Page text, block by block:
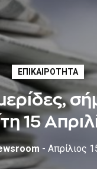
ΕΠΙΚΑΙΡΌΤΗΤΑ
15
- Απρίλιος